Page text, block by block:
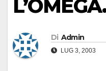
Di Admin
LUG 3, 2003